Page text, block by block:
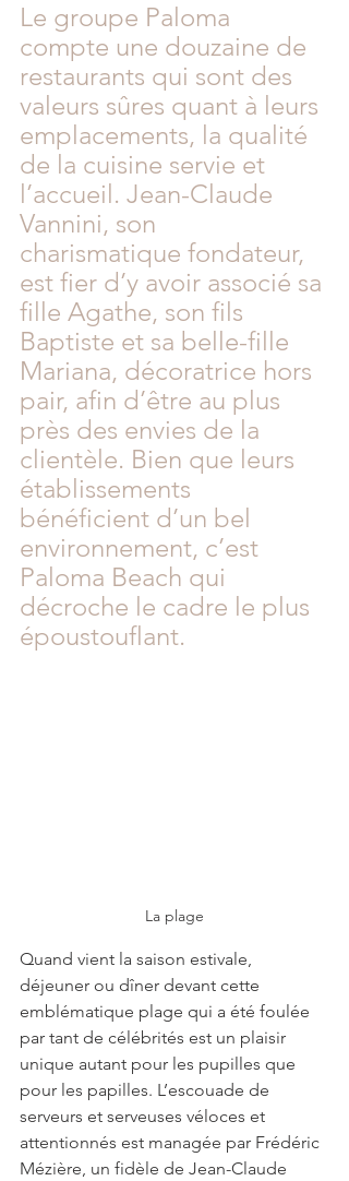
Le groupe Paloma
compte une douzaine de
restaurants qui sont des
valeurs sûres quant à leurs
emplacements, la qualité
de la cuisine servie et
l’accueil. Jean-Claude
Vannini, son
charismatique fondateur,
est fier d’y avoir associé sa
fille Agathe, son fils
Baptiste et sa belle-fille
Mariana, décoratrice hors
pair, afin d’être au plus
près des envies de la
clientèle. Bien que leurs
établissements
bénéficient d’un bel
environnement, c’est
Paloma Beach qui
décroche le cadre le plus
époustouflant.
La plage
Quand vient la saison estivale,
déjeuner ou dîner devant cette
emblématique plage qui a été foulée
par tant de célébrités est un plaisir
unique autant pour les pupilles que
pour les papilles. L’escouade de
serveurs et serveuses véloces et
attentionnés est managée par Frédéric
Mézière, un fidèle de Jean-Claude